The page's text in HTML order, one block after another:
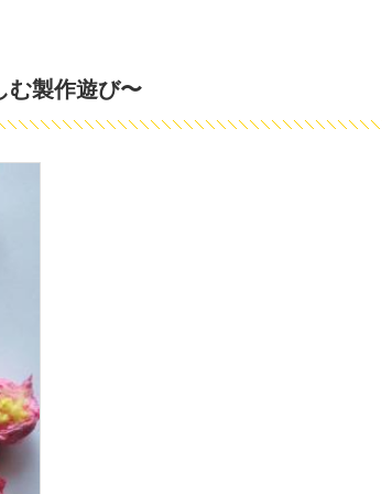
む製作遊び〜